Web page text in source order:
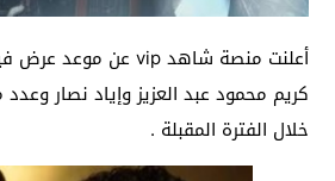
أعلنت منصة شاهد vip عن موعد عرض فيلم
كريم محمود عبد العزيز وإياد نصار
خلال الفترة المقبلة .